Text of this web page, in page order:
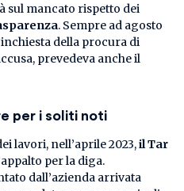
sul mancato rispetto dei
. Sempre ad agosto
della procura di
prevedeva anche il
per i soliti noti
lavori, nell’aprile 2023,il Tar
per la diga.
dall’azienda arrivata